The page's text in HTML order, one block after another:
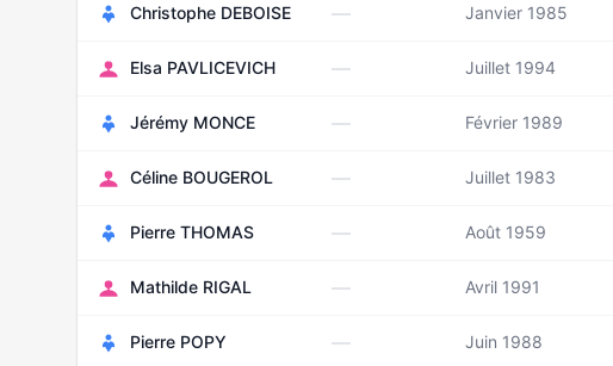
Christophe DEBOISE — Janvier 1985
Elsa PAVLICEVICH — Juillet 1994
Jérémy MONCE — Février 1989
Céline BOUGEROL — Juillet 1983
Pierre THOMAS — Août 1959
Mathilde RIGAL — Avril 1991
Pierre POPY — Juin 1988